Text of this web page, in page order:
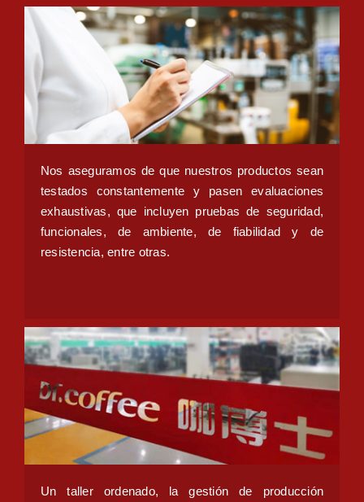
Staff Turnover
Nos aseguramos de que nuestros productos sean
testados constantemente y pasen evaluaciones
exhaustivas, que incluyen pruebas de seguridad,
funcionales, de ambiente, de fiabilidad y de
resistencia, entre otras.
Unwaivering Focus
Un taller ordenado, la gestión de producción